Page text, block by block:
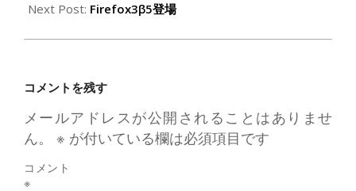
Next Post: Firefox3β5登場
コメントを残す
メールアドレスが公開されることはありませ
ん。
※ が付いている欄は必須項目です
コメント
※